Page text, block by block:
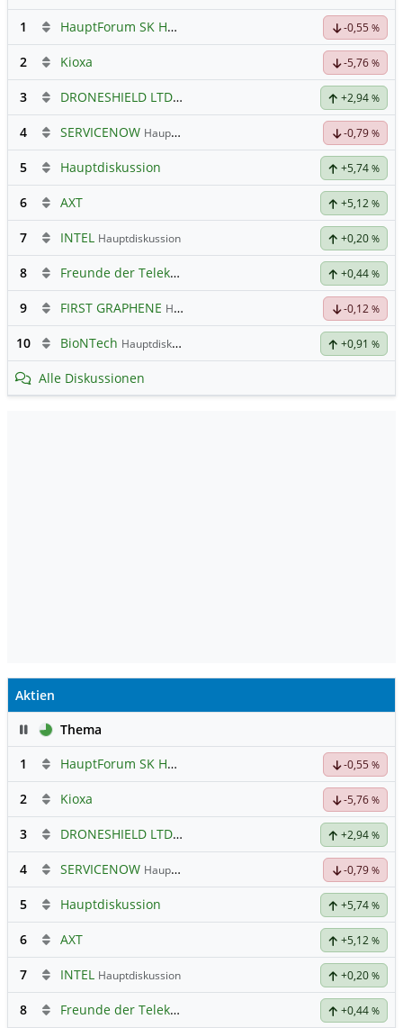
1
HauptForum SK HYNIC -0,55 %
2 Kioxa -5,76 %
3 DRONESHIELD LTDHauptdiskussion +2,94 %
4 SERVICENOW Hauptdiskussion -0,79 %
5 Hauptdiskussion +5,74 %
6 AXT +5,12 %
7 INTEL Hauptdiskussion +0,20 %
8 Freunde der Telekom +0,44 %
9 FIRST GRAPHENE Hauptdiskussion -0,12 %
10 BioNTech Hauptdiskussion +0,91 %
Alle Diskussionen
Aktien
PauseThema
1
HauptForum SK HYNIC -0,55 %
2 Kioxa -5,76 %
3 DRONESHIELD LTDHauptdiskussion +2,94 %
4 SERVICENOW Hauptdiskussion -0,79 %
5 Hauptdiskussion +5,74 %
6 AXT +5,12 %
7 INTEL Hauptdiskussion +0,20 %
8 Freunde der Telekom +0,44 %